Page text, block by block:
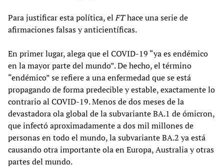
Para justificar esta política, elFThace una serie de
afirmaciones falsas y anticientíficas.
En primer lugar, alega que el COVID-19 “ya es endémico
en la mayor parte del mundo”. De hecho, el término
“endémico” se refiere a una enfermedad que se está
propagando de forma predecible y estable, exactamente lo
contrario al COVID-19. Menos de dos meses de la
devastadora ola global de la subvariante BA.1 de ómicron,
que infectó aproximadamente a dos mil millones de
personas en todo el mundo, la subvariante BA.2 ya está
causando otra importante ola en Europa, Australia y otras
partes del mundo.